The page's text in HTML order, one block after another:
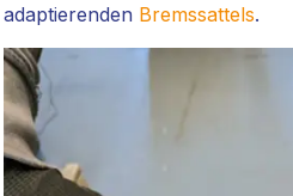
adaptierenden Bremssattels.